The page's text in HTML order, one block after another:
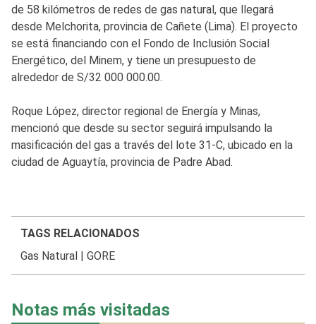
de 58 kilómetros de redes de gas natural, que llegará
desde Melchorita, provincia de Cañete (Lima). El proyecto
se está financiando con el Fondo de Inclusión Social
Energético, del Minem, y tiene un presupuesto de
alrededor de S/32 000 000.00.
Roque López, director regional de Energía y Minas,
mencionó que desde su sector seguirá impulsando la
masificación del gas a través del lote 31-C, ubicado en la
ciudad de Aguaytía, provincia de Padre Abad.
TAGS RELACIONADOS
Gas Natural
GORE
Notas más visitadas